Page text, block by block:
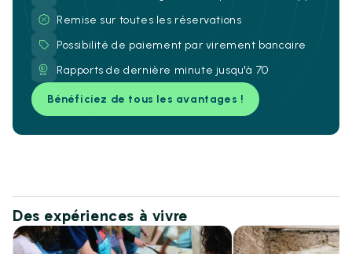
Remise sur toutes les réservations
Possibilité de paiement par virement bancaire
Rapports de dernière minute jusqu'à 70
Bénéficiez de tous les avantages !
Des expériences à vivre